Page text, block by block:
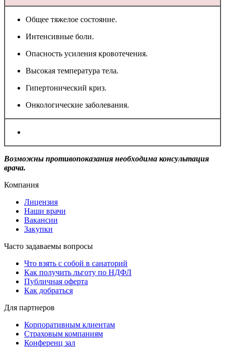
Общее тяжелое состояние.
Интенсивные боли.
Опасность усиления кровотечения.
Высокая температура тела.
Гипертонический криз.
Онкологические заболевания.
Возможны противопоказания необходима консультация
врача.
Компания
Лицензия
Наши врачи
Вакансии
Закупки
Часто задаваемы вопросы
Что взять с собой в санаторий
Как получить льготу по НДФЛ
Публичная оферта
Как добраться
Для партнеров
Корпоративным клиентам
Страховым компаниям
Конференц зал